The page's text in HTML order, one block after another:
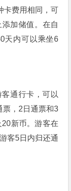
卡费用相同，可
加储值。在自
天内可以乘坐6
通行卡，可以
票，2日通票和3
新币。游客在
客5日内归还通